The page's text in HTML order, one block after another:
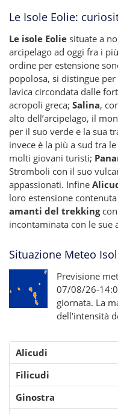
Le Isole Eolie:
Le isole Eolie situate a
arcipelago ad oggi fra i
ordine per estensione
popolosa, si distingue
lavica circondata dalle
acropoli greca; Salina,
alto dell’arcipelago, il
per il suo verde e la sua
invece è la più a sud tra
molti giovani turisti;
Stromboli con il suo
appassionati. Infine
loro estensione
amanti del trekkingcon
incontaminata con le sue
Situazione Meteo
Previsione
07/08/26-
giornata. La
dell'intensità
Alicudi
Filicudi
Ginostra